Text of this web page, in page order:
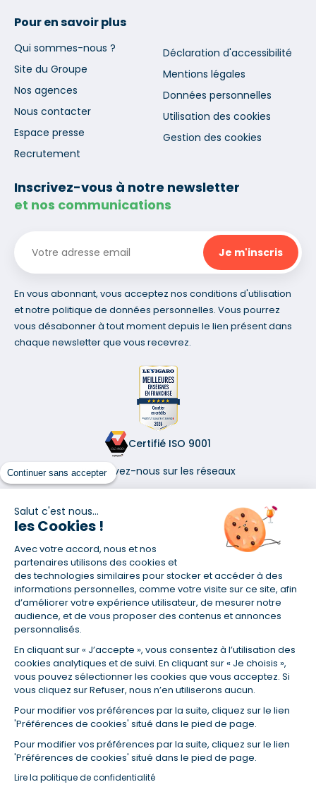
Continuer sans accepter
Salut c'est nous...
les Cookies !
Avec votre accord, nous et nos
partenaires utilisons des cookies et
des technologies similaires pour stocker et accéder à des
informations personnelles, comme votre visite sur ce site, afin
d’améliorer votre expérience utilisateur, de mesurer notre
audience, et de vous proposer des contenus et annonces
personnalisés.
En cliquant sur « J’accepte », vous consentez à l’utilisation des
cookies analytiques et de suivi. En cliquant sur « Je choisis »,
vous pouvez sélectionner les cookies que vous acceptez. Si
vous cliquez sur Refuser, nous n’en utiliserons aucun.
Pour modifier vos préférences par la suite, cliquez sur le lien
'Préférences de cookies' situé dans le pied de page.
Pour modifier vos préférences par la suite, cliquez sur le lien
'Préférences de cookies' situé dans le pied de page.
Lire la politique de confidentialité
Pour en savoir plus
Qui sommes-nous ?
Site du Groupe
Nos agences
Nous contacter
Espace presse
Recrutement
Déclaration d'accessibilité
Mentions légales
Données personnelles
Utilisation des cookies
Gestion des cookies
Inscrivez-vous à notre newsletter
et nos communications
En vous abonnant, vous acceptez nos conditions d'utilisation
et notre politique de données personnelles. Vous pourrez
vous désabonner à tout moment depuis le lien présent dans
chaque newsletter que vous recevrez.
Certifié ISO 9001
Retrouvez-nous sur les réseaux
(1) Taux fixe national hors assurance et selon votre profil
(2) Économie de 65 % pour l'assurance d'un prêt amortissable de 330
457,23 € à 0,90 % sur 19,5 ans, accordé à un salarié non cadre assuré à
100 % (décès, PTIA, IPP, ITT, IPP) âgé de 36 ans fumeur et une personne
salariée non cadre assurée à 100 % (décès, PTIA, IPP, ITT, IPP) âgée de 35
ans et non-fumeur, tous deux sans risque médical connu. Au
14/07/2019, coût de l'assurance proposée par la banque 179,08 €/mois
en moyenne contre 64,60 €/mois en moyenne au 14/07/2022 avec
Empruntis.com (TAEA : 0,44 %, coût total de l'assurance : 15 117,65 €).
(3) Taux minimum pour un crédit consommation d'un montant fixé entre
5 000 et 20 000 euros, selon profil et durée.
de la durée de remboursement ainsi que la hausse du coût total du
crédit.
(5) Banques de réseau, mutualistes, spécialisées, directions
régionales, organismes de crédit selon votre profil et votre demande.
Mutuelles, compagnies et courtiers d'assurances. Selon votre profil et
votre demande.